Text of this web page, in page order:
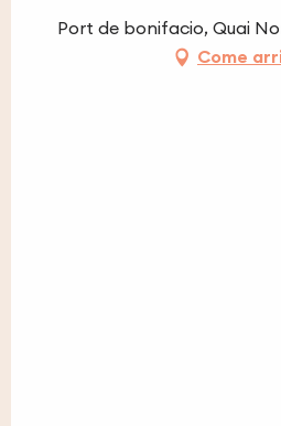
Port de bonifacio, Quai
Come